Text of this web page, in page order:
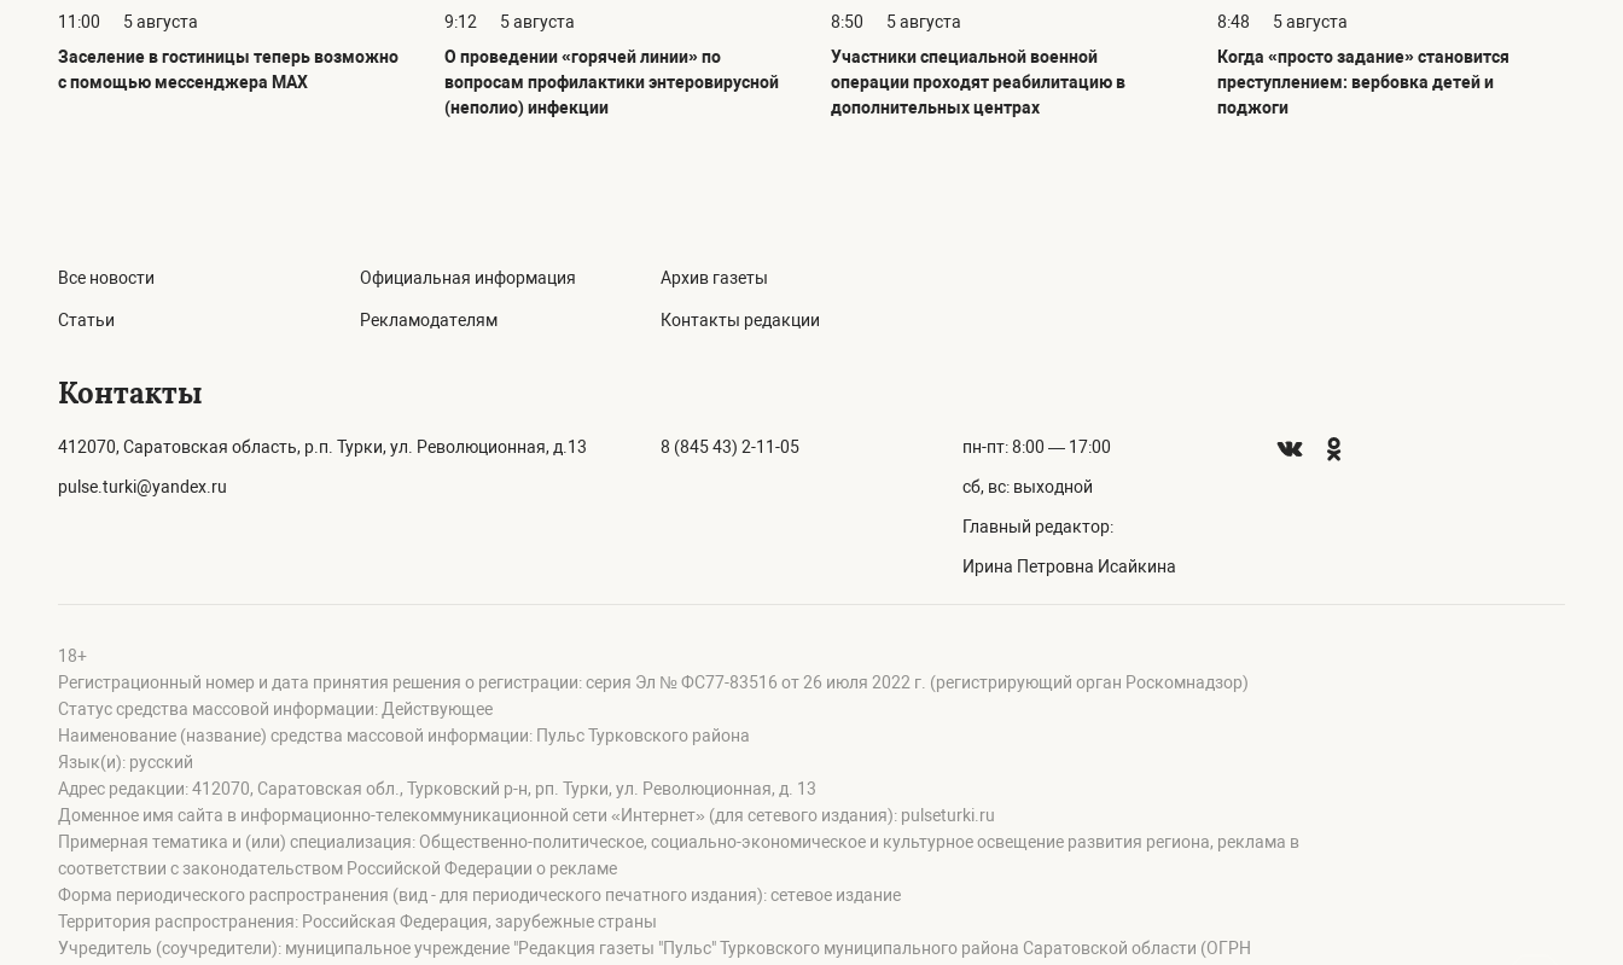
11:00
5 августа
Заселение в гостиницы теперь возможно
с помощью мессенджера MAX
9:12
5 августа
О проведении «горячей линии» по
вопросам профилактики энтеровирусной
(неполио) инфекции
8:50
5 августа
Участники специальной военной
операции проходят реабилитацию в
дополнительных центрах
8:48
5 августа
Когда «просто задание» становится
преступлением: вербовка детей и
поджоги
Все новости
Статьи
Официальная информация
Рекламодателям
Архив газеты
Контакты редакции
Контакты
412070, Саратовская область, р.п. Турки, ул. Революционная, д.13
pulse.turki@yandex.ru
8 (845 43) 2-11-05 пн-пт: 8:00 — 17:00
сб, вс: выходной
Главный редактор:
Ирина Петровна Исайкина
18+
Регистрационный номер и дата принятия решения о регистрации: серия Эл № ФС77-83516 от 26 июля 2022 г. (регистрирующий орган Роскомнадзор)
Статус средства массовой информации: Действующее
Наименование (название) средства массовой информации: Пульс Турковского района
Язык(и): русский
Адрес редакции: 412070, Саратовская обл., Турковский р-н, рп. Турки, ул. Революционная, д. 13
Доменное имя сайта в информационно-телекоммуникационной сети «Интернет» (для сетевого издания): pulseturki.ru
Примерная тематика и (или) специализация: Общественно-политическое, социально-экономическое и культурное освещение развития региона, реклама в
соответствии с законодательством Российской Федерации о рекламе
Форма периодического распространения (вид - для периодического печатного издания): сетевое издание
Территория распространения: Российская Федерация, зарубежные страны
Учредитель (соучредители): муниципальное учреждение "Редакция газеты "Пульс" Турковского муниципального района Саратовской области (ОГРН